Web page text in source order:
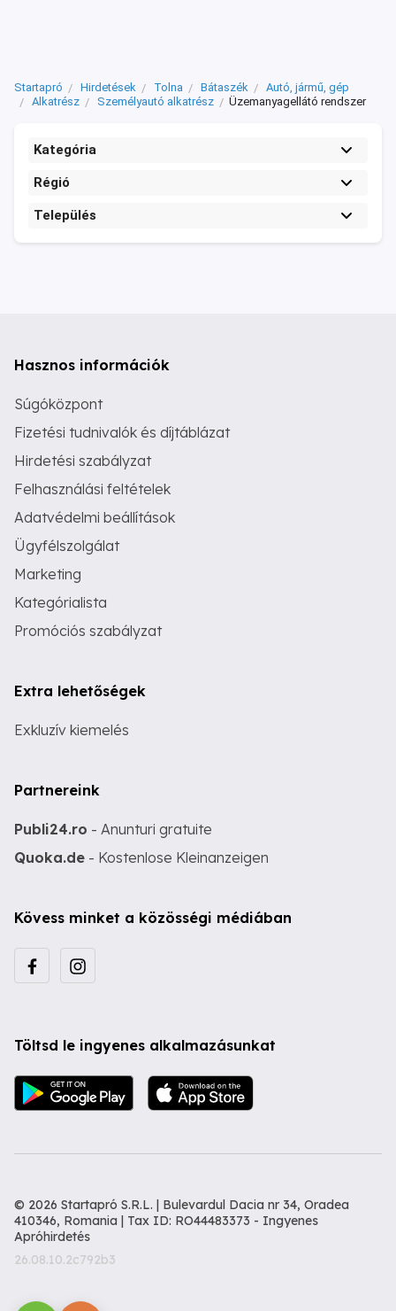
Startapró Hirdetések Tolna Bátaszék
Autó, jármű, gép
Alkatrész
Személyautó alkatrész Üzemanyagellátó rendszer
Kategória
Régió
Település
Hasznos információk
Súgóközpont
Fizetési tudnivalók és díjtáblázat
Hirdetési szabályzat
Felhasználási feltételek
Adatvédelmi beállítások
Ügyfélszolgálat
Marketing
Kategórialista
Promóciós szabályzat
Extra lehetőségek
Exkluzív kiemelés
Partnereink
Publi24.ro - Anunturi gratuite
Quoka.de - Kostenlose Kleinanzeigen
Kövess minket a közösségi médiában
Töltsd le ingyenes alkalmazásunkat
© 2026 Startapró S.R.L. | Bulevardul Dacia nr 34, Oradea
410346, Romania | Tax ID: RO44483373 - Ingyenes
Apróhirdetés
26.08.10.2c792b3